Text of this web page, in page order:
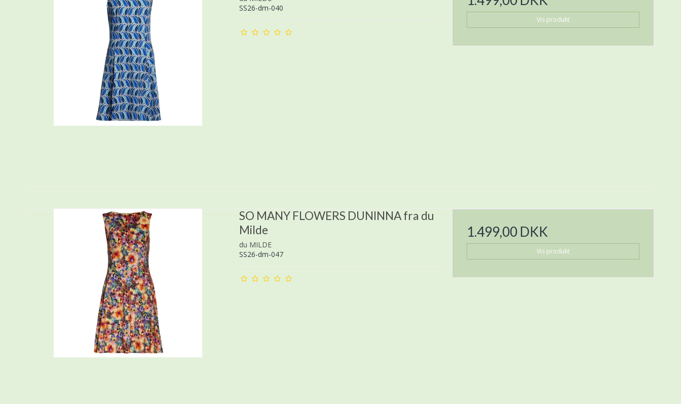
SS26-dm-040
Vis produkt
SO MANY FLOWERS DUNINNA fra du
Milde
du MILDE
SS26-dm-047
1.499,00 DKK
Vis produkt